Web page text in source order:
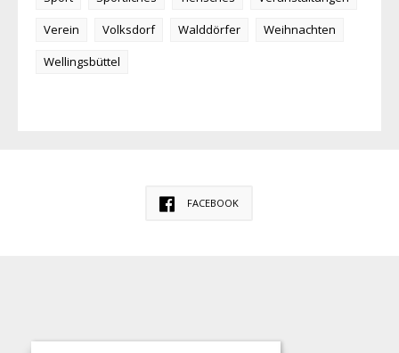
Verein
Volksdorf Walddörfer
Weihnachten
Wellingsbüttel
FACEBOOK